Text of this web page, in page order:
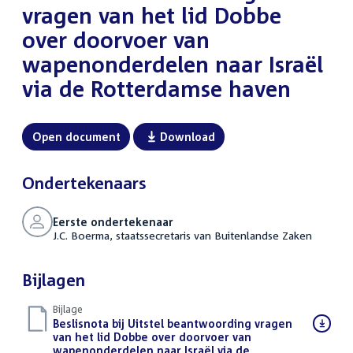
vragen van het lid Dobbe
over doorvoer van
wapenonderdelen naar Israël
via de Rotterdamse haven
Open document Download
Ondertekenaars
Eerste ondertekenaar
J.C. Boerma, staatssecretaris van Buitenlandse Zaken
Bijlagen
Bijlage
Download
bestand:
Beslisnota bij Uitstel beantwoording vragen
van het lid Dobbe over doorvoer van
wapenonderdelen naar Israël via de